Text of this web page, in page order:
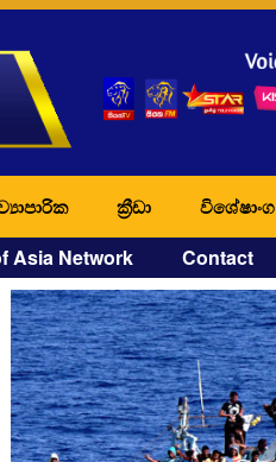
ක්‍රීඩා විශේෂාංග
Asia Network Contact